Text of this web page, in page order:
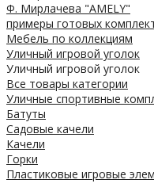
Ф. Мирлачева "AMELY"
примеры готовых
Мебель по коллекциям
Уличный игровой уголок
Уличный игровой уголок
Все товары категории
Уличные спортивные
Батуты
Садовые качели
Качели
Горки
Пластиковые игровые